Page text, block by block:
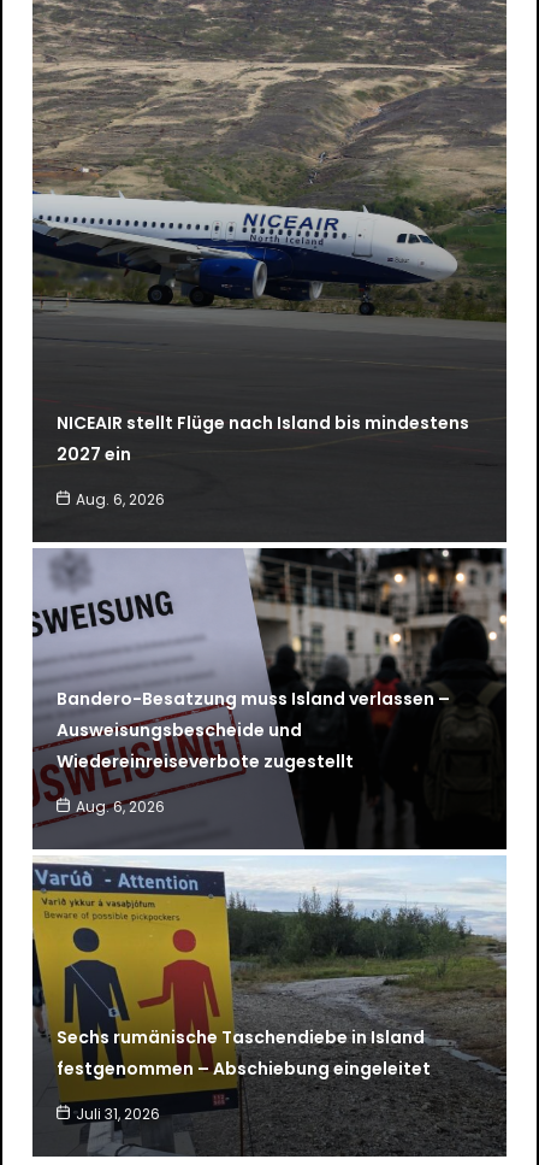
NICEAIR stellt Flüge nach Island bis mindestens
2027 ein
Aug. 6, 2026
Bandero-Besatzung muss Island verlassen –
Ausweisungsbescheide und
Wiedereinreiseverbote zugestellt
Aug. 6, 2026
Sechs rumänische Taschendiebe in Island
festgenommen – Abschiebung eingeleitet
Juli 31, 2026